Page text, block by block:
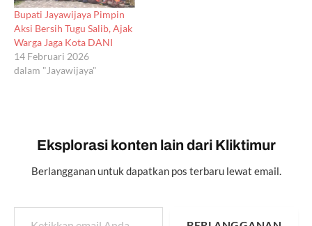
Bupati Jayawijaya Pimpin
Aksi Bersih Tugu Salib, Ajak
Warga Jaga Kota DANI
14 Februari 2026
dalam "Jayawijaya"
Eksplorasi konten lain dari Kliktimur
Berlangganan untuk dapatkan pos terbaru lewat email.
Ketikkan email Anda...